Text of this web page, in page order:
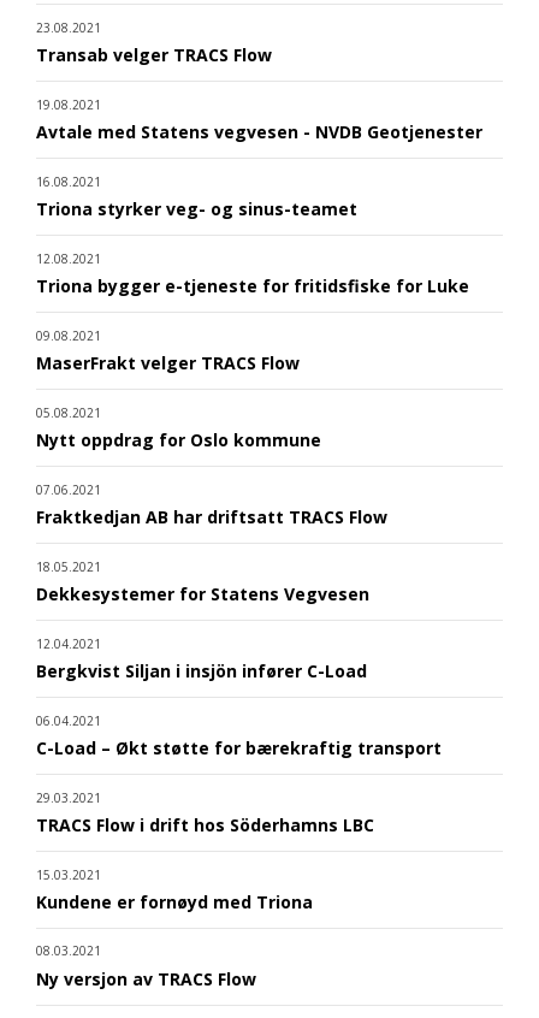
23.08.2021
Transab velger TRACS Flow
19.08.2021
Avtale med Statens vegvesen - NVDB Geotjenester
16.08.2021
Triona styrker veg- og sinus-teamet
12.08.2021
Triona bygger e-tjeneste for fritidsfiske for Luke
09.08.2021
MaserFrakt velger TRACS Flow
05.08.2021
Nytt oppdrag for Oslo kommune
07.06.2021
Fraktkedjan AB har driftsatt TRACS Flow
18.05.2021
Dekkesystemer for Statens Vegvesen
12.04.2021
Bergkvist Siljan i insjön infører C-Load
06.04.2021
C-Load – Økt støtte for bærekraftig transport
29.03.2021
TRACS Flow i drift hos Söderhamns LBC
15.03.2021
Kundene er fornøyd med Triona
08.03.2021
Ny versjon av TRACS Flow